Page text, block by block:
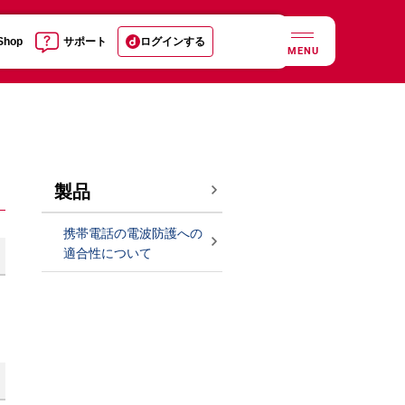
サポート ログインする
MENU
製品
携帯電話の電波防護への
適合性について